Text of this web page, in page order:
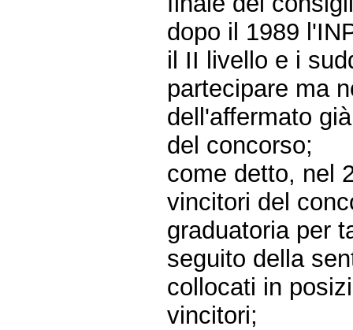
dopo il 1989
il II livello e i
partecipare ma
dell'affermato
del concorso;
come detto, nel
vincitori del
graduatoria per
seguito della
collocati in
vincitori;